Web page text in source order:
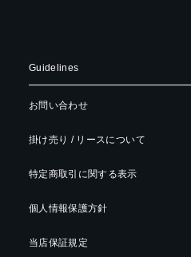
Guidelines
お問い合わせ
掛け売り / リースについて
特定商取引に関する表示
個人情報保護方針
当店保証規定